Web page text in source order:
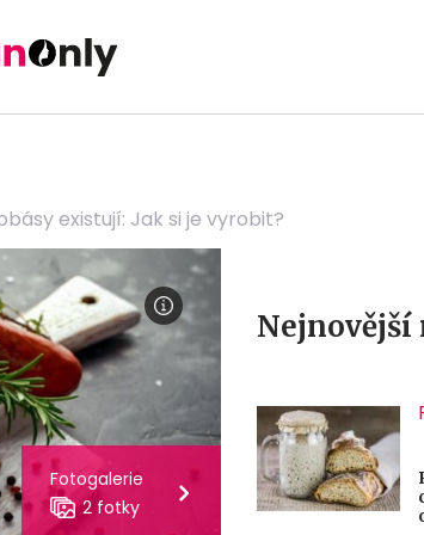
existují: Jak si je vyrobit?
Fotogalerie
2 fotky
Nejnovější